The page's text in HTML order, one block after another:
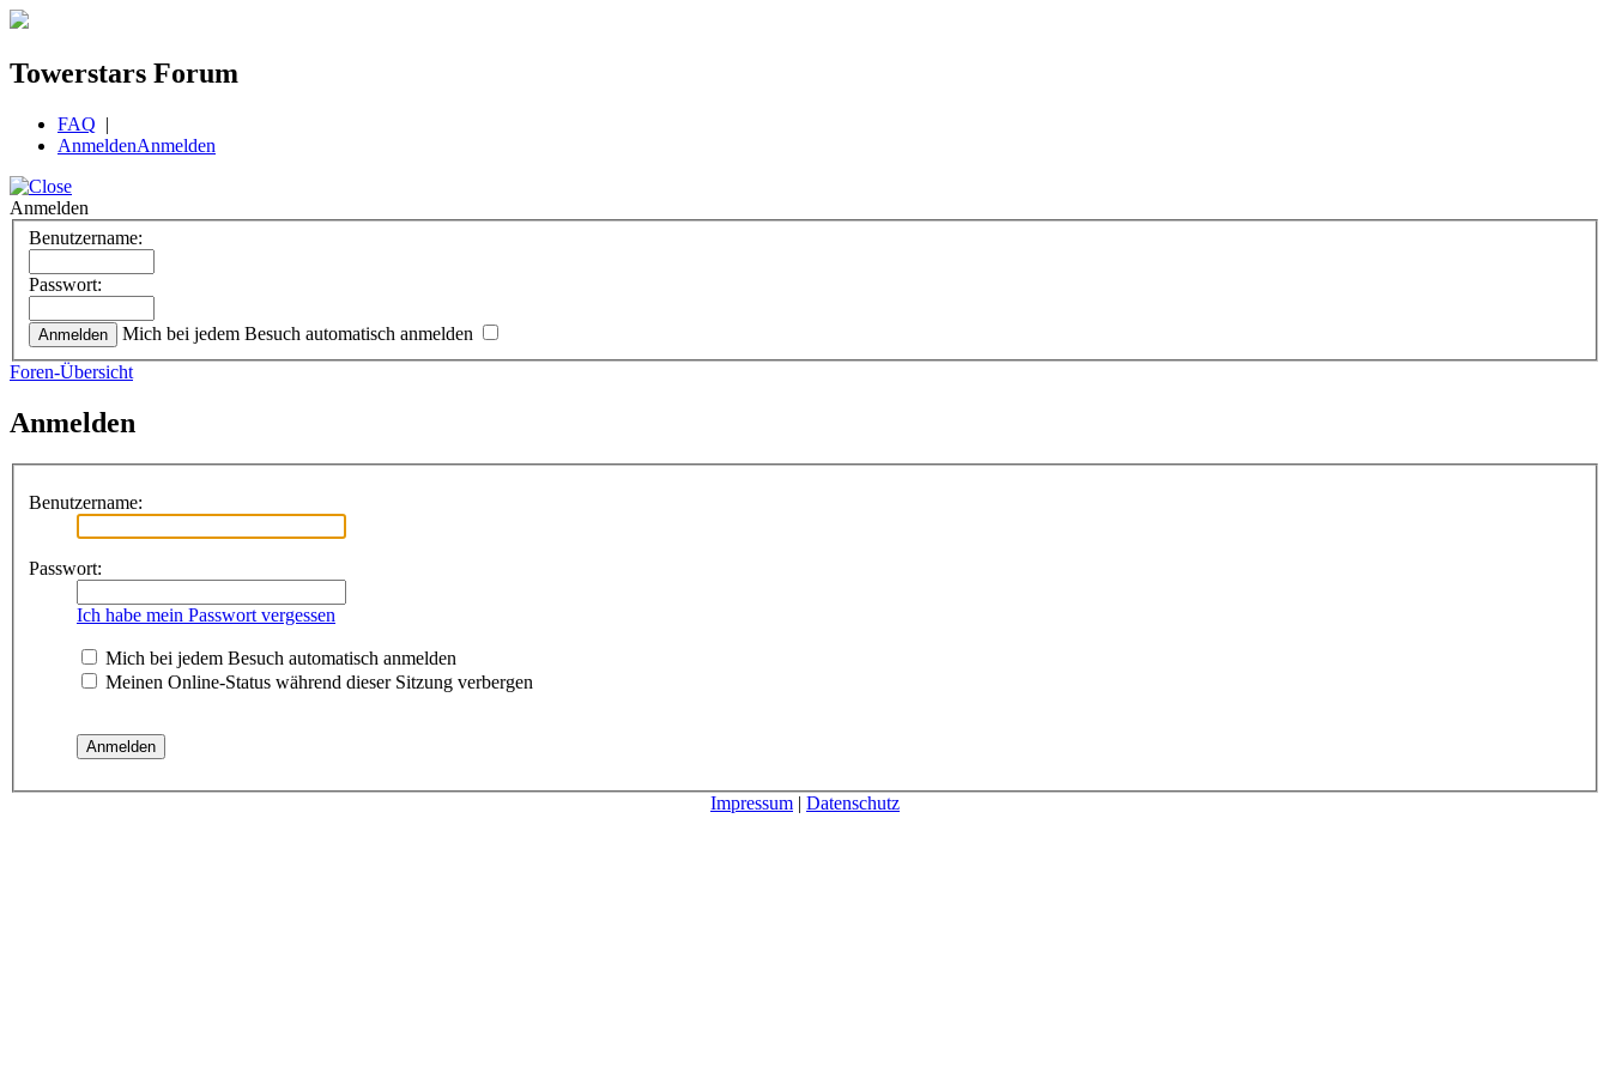
Towerstars Forum
FAQ |
AnmeldenAnmelden
Anmelden
Benutzername:
Passwort:
Mich bei jedem Besuch automatisch anmelden
Foren-Übersicht
Anmelden
Benutzername:
Passwort:
Ich habe mein Passwort vergessen
Mich bei jedem Besuch automatisch anmelden
Meinen Online-Status während dieser Sitzung verbergen
Impressum | Datenschutz